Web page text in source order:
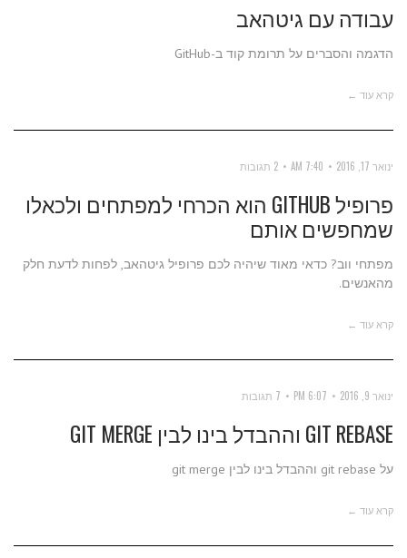
עבודה עם גיטהאב
הדגמה והסברים על תרומת קוד ב-GitHub
קרא עוד ←
ינואר 17, 2016 7:40 AM 2 תגובות
פרופיל GITHUB הוא הכרחי למפתחים ולכאלו
שמחפשים אותם
מפתחי ווב? כדאי מאוד שיהיה לכם פרופיל גיטהאב, לפחות לדעת חלק
מהאנשים.
קרא עוד ←
ינואר 9, 2016 6:07 PM 7 תגובות
GIT REBASE וההבדל בינו לבין GIT MERGE
על git rebase וההבדל בינו לבין git merge
קרא עוד ←